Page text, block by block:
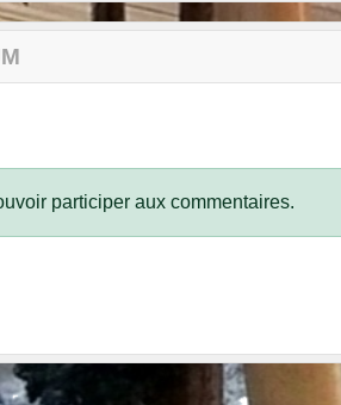
participer aux commentaires.